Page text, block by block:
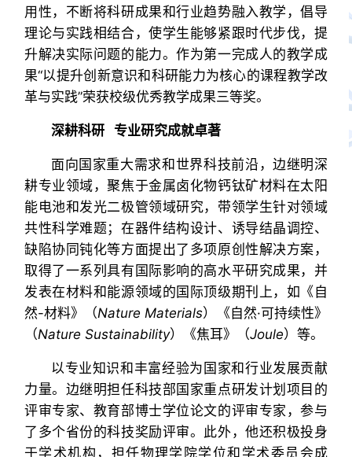
用性，不断将科研成果和行业趋势融入教学，倡导
理论与实践相结合，使学生能够紧跟时代步伐，提
升解决实际问题的能力。作为第一完成人的教学成
果“以提升创新意识和科研能力为核心的课程教学改
革与实践”荣获校级优秀教学成果三等奖。
深耕科研 专业研究成就卓著
面向国家重大需求和世界科技前沿，边继明深
耕专业领域，聚焦于金属卤化物钙钛矿材料在太阳
能电池和发光二极管领域研究，带领学生针对领域
共性科学难题；在器件结构设计、诱导结晶调控、
缺陷协同钝化等方面提出了多项原创性解决方案，
取得了一系列具有国际影响的高水平研究成果，并
发表在材料和能源领域的国际顶级期刊上，如《自
然-材料》（Nature Materials）《自然·可持续性》
（Nature Sustainability）《焦耳》（Joule）等。
以专业知识和丰富经验为国家和行业发展贡献
力量。边继明担任科技部国家重点研发计划项目的
评审专家、教育部博士学位论文的评审专家，参与
了多个省份的科技奖励评审。此外，他还积极投身
于学术机构，担任物理学院学位和学术委员会成